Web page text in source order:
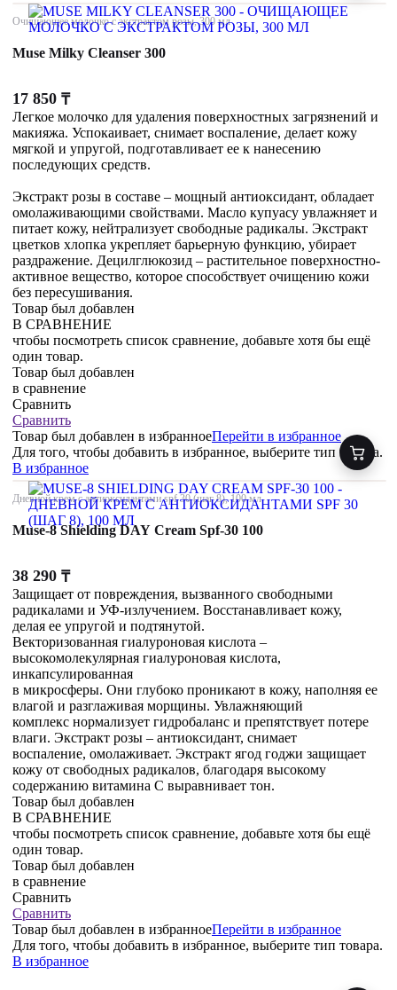
Очищающее молочко с экстрактом розы, 300 мл
Muse Milky Cleanser 300
17 850 ₸
Легкое молочко для удаления поверхностных загрязнений и
макияжа. Успокаивает, снимает воспаление, делает кожу
мягкой и упругой, подготавливает ее к нанесению
последующих средств.
Экстракт розы в составе – мощный антиоксидант, обладает
омолаживающими свойствами. Масло купуасу увлажняет и
питает кожу, нейтрализует свободные радикалы. Экстракт
цветков хлопка укрепляет барьерную функцию, убирает
раздражение. Децилглюкозид – растительное поверхностно-
активное вещество, которое способствует очищению кожи
без пересушивания.
Товар был добавлен
В СРАВНЕНИЕ
чтобы посмотреть список сравнение, добавьте хотя бы ещё
один товар.
Товар был добавлен
в сравнение
Сравнить
Сравнить
Товар был добавлен в избранноеПерейти в избранное
Для того, чтобы добавить в избранное, выберите тип товара.
В избранное
Дневной крем с антиоксидантами spf 30 (шаг 8), 100 мл
Muse-8 Shielding DAY Cream Spf-30 100
38 290 ₸
Защищает от повреждения, вызванного свободными
радикалами и УФ-излучением. Восстанавливает кожу,
делая ее упругой и подтянутой.
Векторизованная гиалуроновая кислота –
высокомолекулярная гиалуроновая кислота,
инкапсулированная
в микросферы. Они глубоко проникают в кожу, наполняя ее
влагой и разглаживая морщины. Увлажняющий
комплекс нормализует гидробаланс и препятствует потере
влаги. Экстракт розы – антиоксидант, снимает
воспаление, омолаживает. Экстракт ягод годжи защищает
кожу от свободных радикалов, благодаря высокому
содержанию витамина С выравнивает тон.
Товар был добавлен
В СРАВНЕНИЕ
чтобы посмотреть список сравнение, добавьте хотя бы ещё
один товар.
Товар был добавлен
в сравнение
Сравнить
Сравнить
Товар был добавлен в избранноеПерейти в избранное
Для того, чтобы добавить в избранное, выберите тип товара.
В избранное